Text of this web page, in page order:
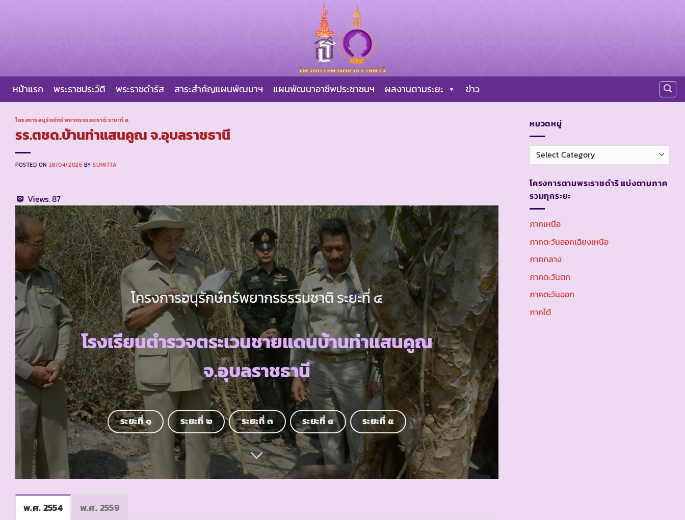
หน้าแรก พระราชประวัติ พระราชดำรัส สาระสำคัญแผนพัฒนาฯ แผนพัฒนาอาชีพประชาชนฯ ผลงานตามระยะ ข่าว
โครงการอนุรักษ์ทรัพยากรธรรมชาติ ระยะที่ ๔
รร.ตชด.บ้านท่าแสนคูณ จ.อุบลราชธานี
POSTED ON 28/04/2026 BYSUMITTA
Views:87
โครงการอนุรักษ์ทรัพยากรธรรมชาติ ระยะที่ ๔
โรงเรียนตำรวจตระเวนชายแดนบ้านท่าแสนคูณ
จ.อุบลราชธานี
ระยะที่ ๑ ระยะที่ ๒ ระยะที่ ๓ ระยะที่ ๔ ระยะที่ ๕
พ.ศ. 2554 พ.ศ. 2559
หมวดหมู่
หมวด
หมู่
โครงการตามพระราชดำริ แบ่งตามภาค
รวมทุกระยะ
ภาคเหนือ
ภาคตะวันออกเฉียงเหนือ
ภาคกลาง
ภาคตะวันตก
ภาคตะวันออก
ภาคใต้